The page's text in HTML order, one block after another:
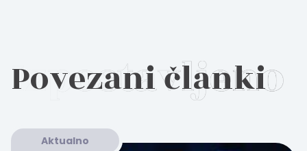
Povezani članki
Aktualno